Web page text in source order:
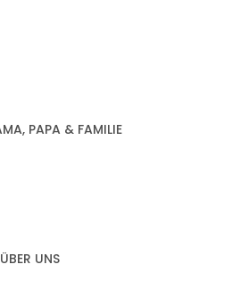
PAPA & FAMILIE
ÜBER UNS